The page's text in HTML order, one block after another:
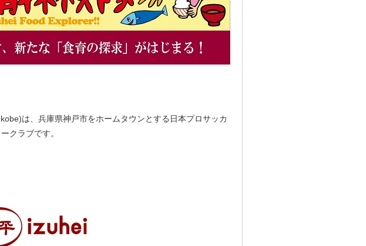
は、兵庫県神戸市をホームタウンとする日本プロサッカ
クラブです。